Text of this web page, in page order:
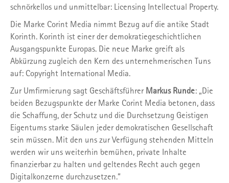
schnörkellos und unmittelbar: Licensing Intellectual Property.
Die Marke Corint Media nimmt Bezug auf die antike Stadt
Korinth. Korinth ist einer der demokratiegeschichtlichen
Ausgangspunkte Europas. Die neue Marke greift als
Abkürzung zugleich den Kern des unternehmerischen Tuns
auf: Copyright International Media.
Zur Umfirmierung sagt Geschäftsführer Markus Runde: „Die
beiden Bezugspunkte der Marke Corint Media betonen, dass
die Schaffung, der Schutz und die Durchsetzung Geistigen
Eigentums starke Säulen jeder demokratischen Gesellschaft
sein müssen. Mit den uns zur Verfügung stehenden Mitteln
werden wir uns weiterhin bemühen, private Inhalte
finanzierbar zu halten und geltendes Recht auch gegen
Digitalkonzerne durchzusetzen.“